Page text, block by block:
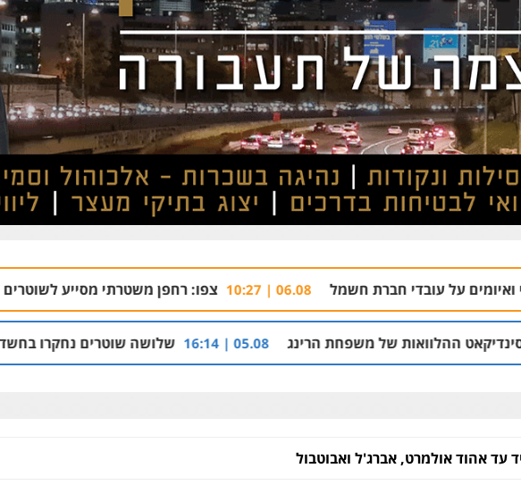
חברת חשמל 06.08 | 10:27 צפו: רחפן משטרתי מסייע לשוטרים לתפוס
של משפחת הרינג 05.08 | 16:14 שלושה שוטרים נחקרו בחשד למתן
עד אהוד אולמרט, אברג'ל ואבוטבול